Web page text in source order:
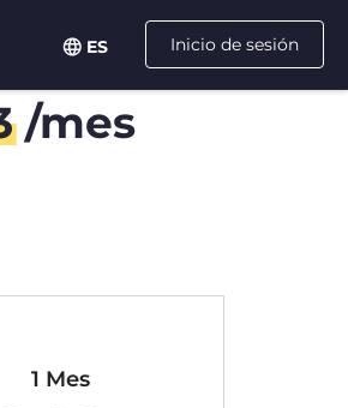
Inicio de sesión
ES
/mes
1 Mes